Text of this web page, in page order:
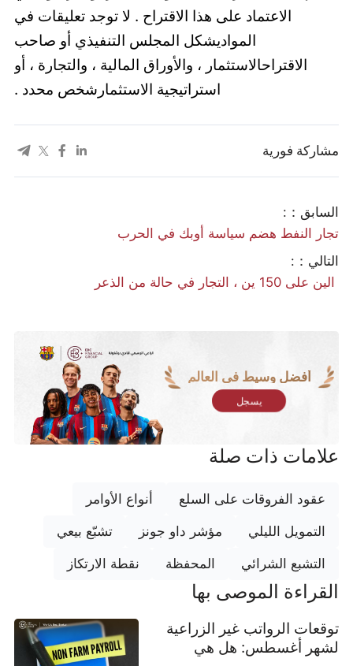
اﻻعتماد على هذا اﻻقتراح . لا توجد تعليقات في
المواديشكل المجلس التنفيذي أو صاحب
الاقتراحالاستثمار ، والأوراق المالية ، والتجارة ، أو
استراتيجية الاستثمارشخص محدد .
مشاركة فورية
السابق：:
تجار النفط هضم سياسة أوبك في الحرب
التالي：:
​ الين على 150 ين ، التجار في حالة من الذعر
أفضل وسيط في العالم
يسجل
علامات ذات صلة
عقود الفروقات على السلع أنواع الأوامر
التمويل الليلي مؤشر داو جونز تشبّع بيعي
التشبع الشرائي المحفظة نقطة الارتكاز
القراءة الموصى بها
توقعات الرواتب غير الزراعية
لشهر أغسطس: هل هي